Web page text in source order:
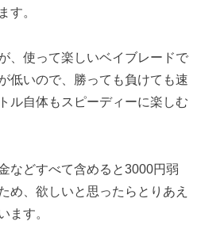
す。
、使って楽しいベイブレードで
低いので、勝っても負けても速
ル自体もスピーディーに楽しむ
などすべて含めると3000円弱
め、欲しいと思ったらとりあえ
ます。